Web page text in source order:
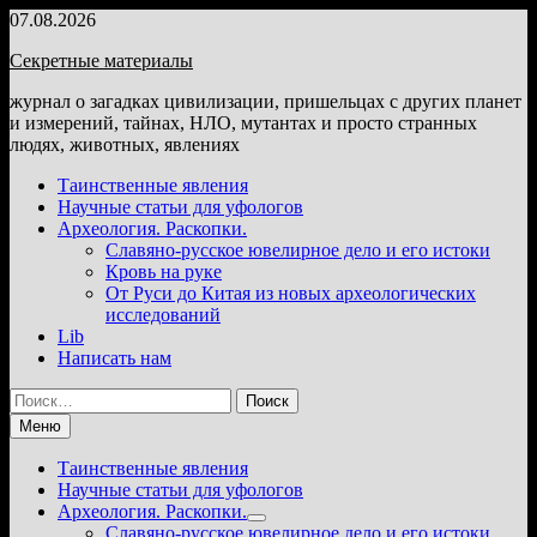
Перейти
содержимому
07.08.2026
Секретные материалы
журнал о загадках цивилизации, пришельцах с других планет
и измерений, тайнах, НЛО, мутантах и просто странных
людях, животных, явлениях
Таинственные явления
Научные статьи для уфологов
Археология. Раскопки.
Славяно-русское ювелирное дело и его истоки
Кровь на руке
От Руси до Китая из новых археологических
исследований
Lib
Написать нам
Найти:
Меню
Таинственные явления
Научные статьи для уфологов
Археология. Раскопки.
Показать
Славяно-русское ювелирное дело и его истоки